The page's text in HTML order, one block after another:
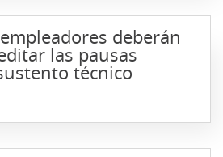
deberán
las pausas
técnico